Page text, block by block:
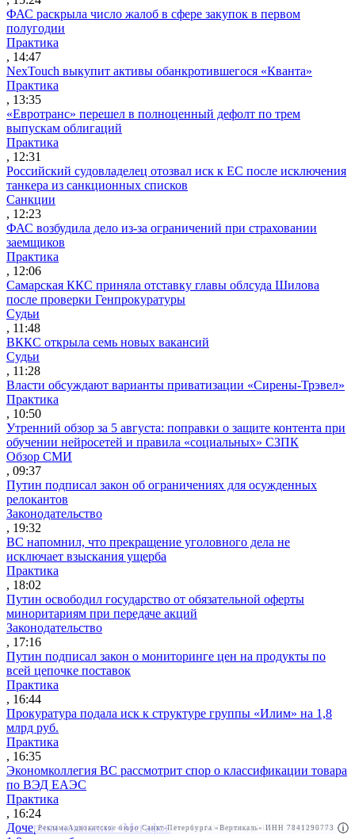
Реклама АО"Право.ру" ИНН: 7708095468
ФАС раскрыла число жалоб в сфере закупок в первом
полугодии
Практика
, 14:47
NexTouch выкупит активы обанкротившегося «Кванта»
Практика
, 13:35
«Евротранс» перешел в полноценный дефолт по трем
выпускам облигаций
Практика
, 12:31
Российский судовладелец отозвал иск к ЕС после исключения
танкера из санкционных списков
Санкции
, 12:23
ФАС возбудила дело из-за ограничений при страховании
заемщиков
Практика
, 12:06
Самарская ККС приняла отставку главы облсуда Шилова
после проверки Генпрокуратуры
Судьи
, 11:48
ВККС открыла семь новых вакансий
Судьи
, 11:28
Власти обсуждают варианты приватизации «Сирены-Трэвел»
Практика
, 10:50
Утренний обзор за 5 августа: поправки о защите контента при
обучении нейросетей и правила «социальных» СЗПК
Обзор СМИ
, 09:37
Путин подписал закон об ограничениях для осужденных
релокантов
Законодательство
, 19:32
ВС напомнил, что прекращение уголовного дела не
исключает взыскания ущерба
Практика
, 18:02
Путин освободил государство от обязательной оферты
миноритариям при передаче акций
Законодательство
, 17:16
Путин подписал закон о мониторинге цен на продукты по
всей цепочке поставок
Практика
, 16:44
Прокуратура подала иск к структуре группы «Илим» на 1,8
млрд руб.
Практика
, 16:35
Экономколлегия ВС рассмотрит спор о классификации товара
по ВЭД ЕАЭС
Практика
, 16:24
Дочерняя компания «Мегафона» подала иск к «М.Видео» на
РекламаАдвокатское бюро Санкт-Петербурга «Вертикаль» ИНН 7841290773